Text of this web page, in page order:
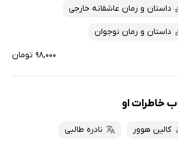
داستان و رمان عاشقانه خارجی
داستان و رمان نوجوان
۹۸,۰۰۰ تومان
خاطرات او
کالین هوور
نادره طالبی